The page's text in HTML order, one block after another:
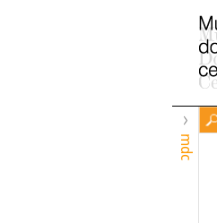
mdc